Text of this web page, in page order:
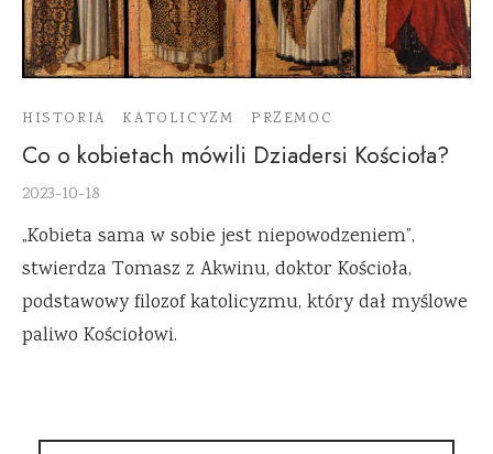
HISTORIA KATOLICYZM PRZEMOC
Co o kobietach mówili Dziadersi Kościoła?
2023-10-18
„Kobieta sama w sobie jest niepowodzeniem”,
stwierdza Tomasz z Akwinu, doktor Kościoła,
podstawowy filozof katolicyzmu, który dał myślowe
paliwo Kościołowi.